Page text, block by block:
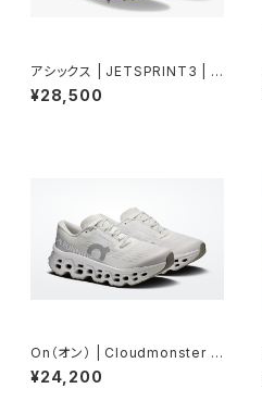
アシックス | JETSPRINT3 | F
LASHRED/BLACK | Unisex
¥28,500
On（オン） | Cloudmonster 3
| White | Wolf | Women
¥24,200